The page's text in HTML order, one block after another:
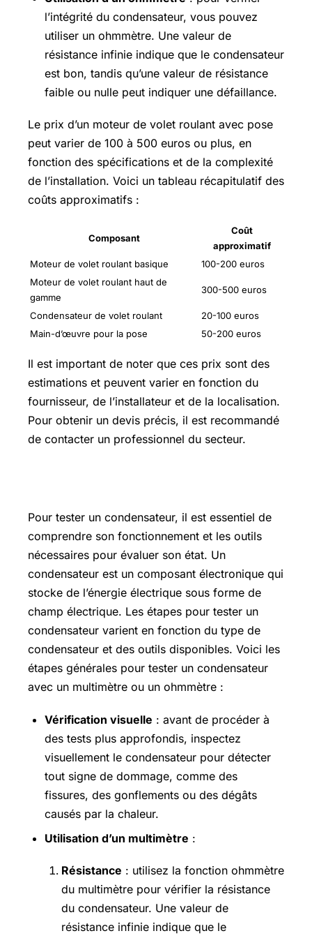
l’intégrité du condensateur, vous pouvez
utiliser un ohmmètre. Une valeur de
résistance infinie indique que le condensateur
est bon, tandis qu’une valeur de résistance
faible ou nulle peut indiquer une défaillance.
Le prix d’un moteur de volet roulant avec pose
peut varier de 100 à 500 euros ou plus, en
fonction des spécifications et de la complexité
de l’installation. Voici un tableau récapitulatif des
coûts approximatifs :
Composant
Coût
approximatif
Moteur de volet roulant basique
100-200 euros
Moteur de volet roulant haut de
gamme
300-500 euros
Condensateur de volet roulant
20-100 euros
Main-d’œuvre pour la pose
50-200 euros
Il est important de noter que ces prix sont des
estimations et peuvent varier en fonction du
fournisseur, de l’installateur et de la localisation.
Pour obtenir un devis précis, il est recommandé
de contacter un professionnel du secteur.
Pour tester un condensateur, il est essentiel de
comprendre son fonctionnement et les outils
nécessaires pour évaluer son état. Un
condensateur est un composant électronique qui
stocke de l’énergie électrique sous forme de
champ électrique. Les étapes pour tester un
condensateur varient en fonction du type de
condensateur et des outils disponibles. Voici les
étapes générales pour tester un condensateur
avec un multimètre ou un ohmmètre :
Vérification visuelle : avant de procéder à
des tests plus approfondis, inspectez
visuellement le condensateur pour détecter
tout signe de dommage, comme des
fissures, des gonflements ou des dégâts
causés par la chaleur.
Utilisation d’un multimètre :
Résistance : utilisez la fonction ohmmètre
du multimètre pour vérifier la résistance
du condensateur. Une valeur de
résistance infinie indique que le